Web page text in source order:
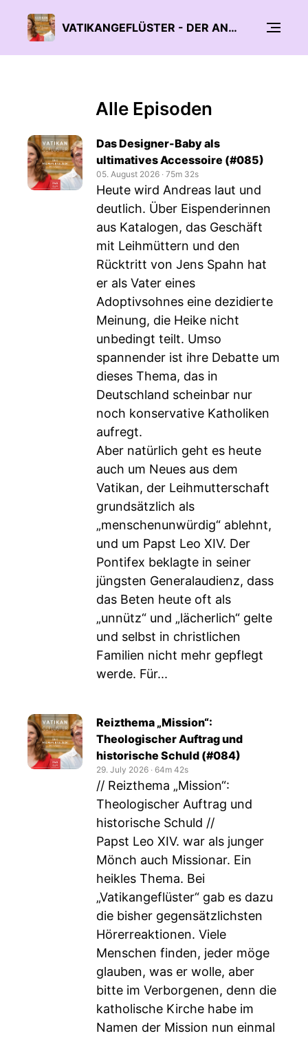
VATIKANGEFLÜSTER - DER ANDREAS ENGLISCH PODCAST - AUCH FÜR ATHEISTEN
Alle Episoden
Das Designer-Baby als
ultimatives Accessoire (#085)
05. August 2026 ‧ 75m 32s
Heute wird Andreas laut und
deutlich. Über Eispenderinnen
aus Katalogen, das Geschäft
mit Leihmüttern und den
Rücktritt von Jens Spahn hat
er als Vater eines
Adoptivsohnes eine dezidierte
Meinung, die Heike nicht
unbedingt teilt. Umso
spannender ist ihre Debatte um
dieses Thema, das in
Deutschland scheinbar nur
noch konservative Katholiken
aufregt.
Aber natürlich geht es heute
auch um Neues aus dem
Vatikan, der Leihmutterschaft
grundsätzlich als
„menschenunwürdig“ ablehnt,
und um Papst Leo XIV. Der
Pontifex beklagte in seiner
jüngsten Generalaudienz, dass
das Beten heute oft als
„unnütz“ und „lächerlich“ gelte
und selbst in christlichen
Familien nicht mehr gepflegt
werde. Für...
Reizthema „Mission“:
Theologischer Auftrag und
historische Schuld (#084)
29. July 2026 ‧ 64m 42s
// Reizthema „Mission“:
Theologischer Auftrag und
historische Schuld //
Papst Leo XIV. war als junger
Mönch auch Missionar. Ein
heikles Thema. Bei
„Vatikangeflüster“ gab es dazu
die bisher gegensätzlichsten
Hörerreaktionen. Viele
Menschen finden, jeder möge
glauben, was er wolle, aber
bitte im Verborgenen, denn die
katholische Kirche habe im
Namen der Mission nun einmal